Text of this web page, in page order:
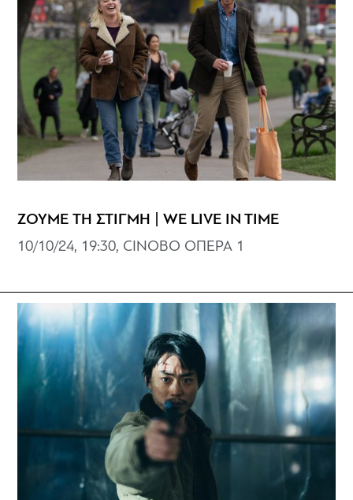
ΖΟΥΜΕ ΤΗ ΣΤΙΓΜΗ | WE LIVE IN TIME
10/10/24, 19:30, CINOBO ΟΠΕΡΑ 1